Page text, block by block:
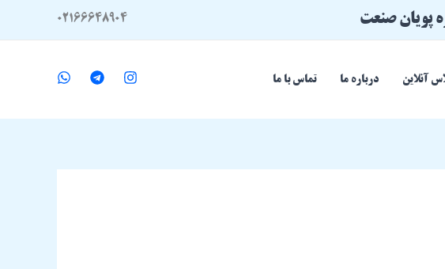
پویان صنعت 02166648904
آنلاین درباره ما تماس با ما